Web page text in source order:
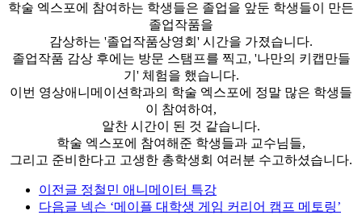
학술 엑스포에 참여하는 학생들은 졸업을 앞둔 학생들이 만든
졸업작품을
감상하는 '졸업작품상영회' 시간을 가졌습니다.
졸업작품 감상 후에는 방문 스탬프를 찍고, '나만의 키캡만들
기' 체험을 했습니다.
이번 영상애니메이션학과의 학술 엑스포에 정말 많은 학생들
이 참여하여,
알찬 시간이 된 것 같습니다.
학술 엑스포에 참여해준 학생들과 교수님들,
그리고 준비한다고 고생한 총학생회 여러분 수고하셨습니다.
이전글 정철민 애니메이터 특강
다음글 넥슨 ‘메이플 대학생 게임 커리어 캠프 메토링’